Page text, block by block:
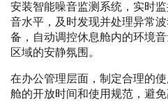
安装智能噪音监测系统，实时
音水平，及时发现并处理异常
备，自动调控休息舱内的环境
区域的安静氛围。
在办公管理层面，制定合理的
舱的开放时间和使用规范，避